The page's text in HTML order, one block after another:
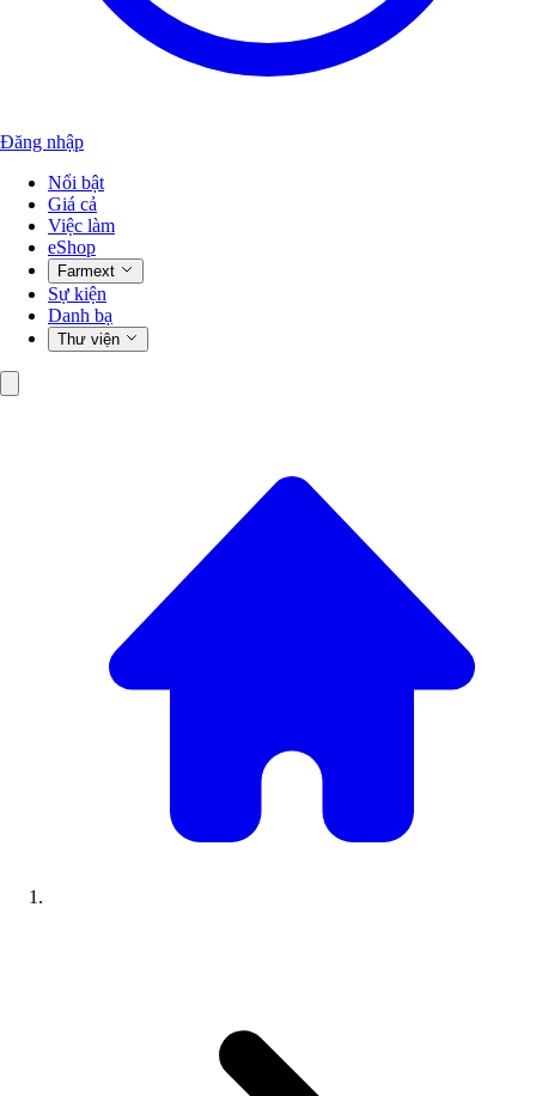
Đăng nhập
Nổi bật
Giá cả
Việc làm
eShop
Farmext
Sự kiện
Danh bạ
Thư viện